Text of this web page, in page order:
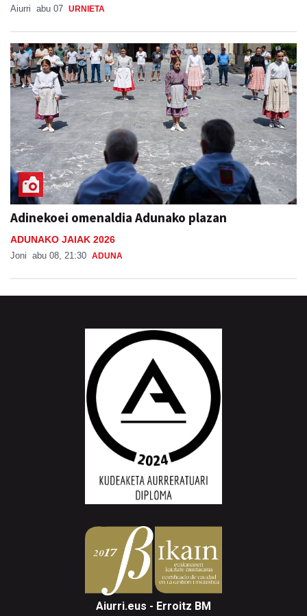
Aiurri abu 07 URNIETA
Adinekoei omenaldia Adunako plazan
ADUNAKO JAIAK 2026
Joni abu 08, 21:30 ADUNA
Aiurri.eus - Erroitz BM